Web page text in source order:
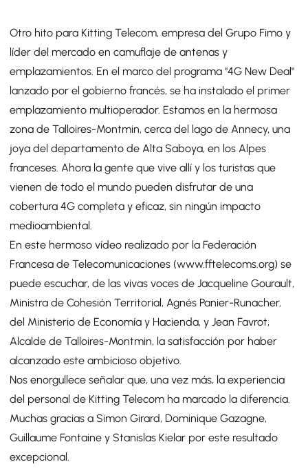
Otro hito para Kitting Telecom, empresa del Grupo Fimo y
líder del mercado en camuflaje de antenas y
emplazamientos. En el marco del programa "4G New Deal"
lanzado por el gobierno francés, se ha instalado el primer
emplazamiento multioperador. Estamos en la hermosa
zona de Talloires-Montmin, cerca del lago de Annecy, una
joya del departamento de Alta Saboya, en los Alpes
franceses. Ahora la gente que vive allí y los turistas que
vienen de todo el mundo pueden disfrutar de una
cobertura 4G completa y eficaz, sin ningún impacto
medioambiental.
En este hermoso vídeo realizado por la Federación
Francesa de Telecomunicaciones (www.fftelecoms.org) se
puede escuchar, de las vivas voces de Jacqueline Gourault,
Ministra de Cohesión Territorial, Agnés Panier-Runacher,
del Ministerio de Economía y Hacienda, y Jean Favrot,
Alcalde de Talloires-Montmin, la satisfacción por haber
alcanzado este ambicioso objetivo.
Nos enorgullece señalar que, una vez más, la experiencia
del personal de Kitting Telecom ha marcado la diferencia.
Muchas gracias a Simon Girard, Dominique Gazagne,
Guillaume Fontaine y Stanislas Kielar por este resultado
excepcional.